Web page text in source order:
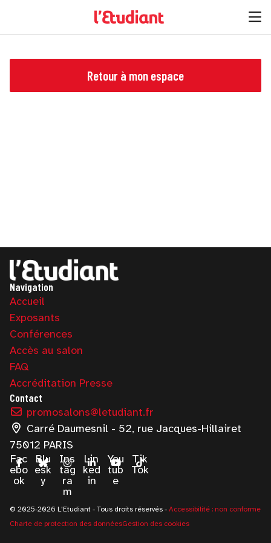
Retour à mon espace
Navigation
Accueil
Exposants
Conférences
Accès au salon
FAQ
Accréditation Presse
Contact
promosalons@letudiant.fr
Carré Daumesnil - 52, rue Jacques-Hillairet
75012 PARIS
Fac
ebo
ok
Blu
esk
y
Ins
tag
ra
m
Lin
ked
in
You
tub
e
Tik
Tok
© 2025-2026 L'Etudiant - Tous droits réservés - Accessibilité : non conforme
Charte de protection des donnéesGestion des cookies